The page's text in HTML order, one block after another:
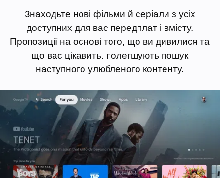
Знаходьте нові фільми й серіали з усіх
доступних для вас передплат і вмісту.
Пропозиції на основі того, що ви дивилися та
що вас цікавить, полегшують пошук
наступного улюбленого контенту.